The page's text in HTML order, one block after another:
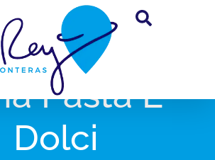
Pasta E
Dolci